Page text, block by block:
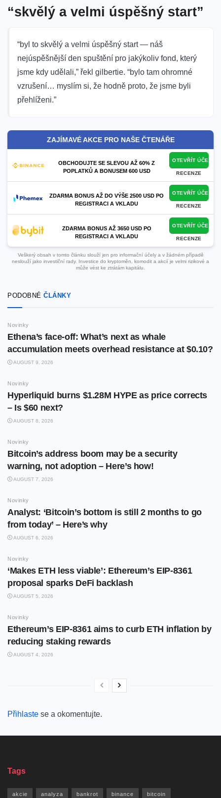
“skvělý a velmi úspěšný start”
“byl to skvělý a velmi úspěšný start — náš
nejúspěšnější den spuštění pro jakýkoliv fond, který
jsme kdy udělali,” řekl gilbertie. “bylo tam ohromné
vzrušení… myslím si, že hodně proto, že jsme byli
přehlíženi.”
ZAJÍMAVÉ AKCE PRO NAŠE ČTENÁŘE
OBCHODUJTE SE SLEVOU AŽ 60% Z
POPLATKŮ A BONUSEM 600 USD
OTEVŘÍT ÚČET
RECENZE
ZDARMA BONUS AŽ DO VÝŠE 2500 USD PO
REGISTRACI A VKLADU
OTEVŘÍT ÚČET
RECENZE
ZDARMA BONUS AŽ 3650 USD PO
REGISTRACI A VKLADU
OTEVŘÍT ÚČET
RECENZE
Veškerý obsah v tomto článku slouží jen pro informační účely a v žádném případě
neslouží jako investiční rady. Investice do kryptoměn, komodit a akcií je velmi rizikové a
může vést ke ztrátám kapitálu.
PODOBNÉ ČLÁNKY
Novinky
Ethena’s face-off: What’s next as whale
accumulation meets overhead resistance at $0.10?
AUGUST 9, 2026
Novinky
Hyperliquid burns $1.28M HYPE as price corrects
– Is $60 next?
AUGUST 8, 2026
Novinky
Bitcoin’s address boom may be a security
warning, not adoption – Here’s how!
AUGUST 7, 2026
Novinky
Analyst: ‘Bitcoin’s bottom is still 2 months to go
from today’ – Here’s why
AUGUST 6, 2026
Novinky
‘Makes ETH less viable’: Ethereum’s EIP-8361
proposal sparks DeFi backlash
AUGUST 5, 2026
Novinky
Ethereum’s EIP-8361 aims to curb ETH inflation by
reducing staking rewards
AUGUST 4, 2026
Přihlaste se a okomentujte.
Tags
akcie analyza bankrot binance bitcoin